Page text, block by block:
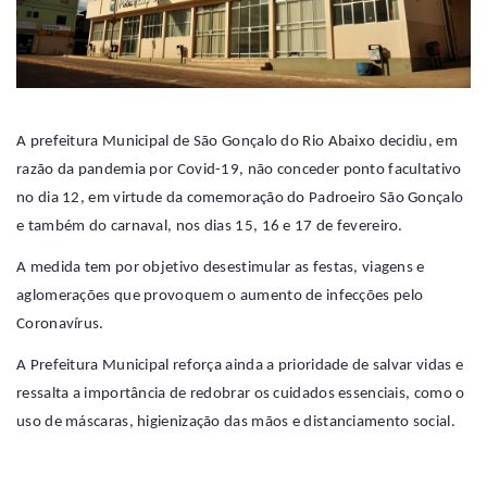
A prefeitura Municipal de São Gonçalo do Rio Abaixo decidiu, em
razão da pandemia por Covid-19, não conceder ponto facultativo
no dia 12, em virtude da comemoração do Padroeiro São Gonçalo
e também do carnaval, nos dias 15, 16 e 17 de fevereiro.
A medida tem por objetivo desestimular as festas, viagens e
aglomerações que provoquem o aumento de infecções pelo
Coronavírus.
A Prefeitura Municipal reforça ainda a prioridade de salvar vidas e
ressalta a importância de redobrar os cuidados essenciais, como o
uso de máscaras, higienização das mãos e distanciamento social.